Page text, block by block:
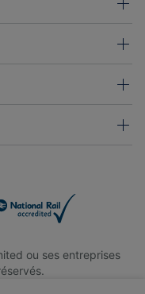
ou ses entreprises